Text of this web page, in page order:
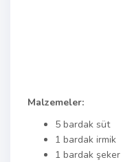
Malzemeler:
5 bardak süt
1 bardak irmik
1 bardak şeker